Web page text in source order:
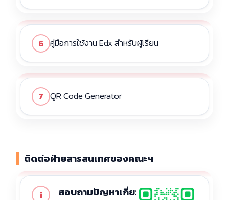
6 คู่มือการใช้งาน Edx สำหรับผู้เรียน
7 QR Code Generator
ติดต่อฝ่ายสารสนเทศของคณะฯ
i
สอบถามปัญหาเกี่ยวกับการใช้งาน